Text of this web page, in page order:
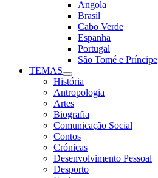
Angola
Brasil
Cabo Verde
Espanha
Portugal
São Tomé e Príncipe
TEMAS
História
Antropologia
Artes
Biografia
Comunicação Social
Contos
Crónicas
Desenvolvimento Pessoal
Desporto